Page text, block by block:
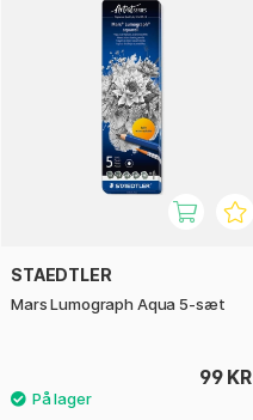
STAEDTLER
Mars Lumograph Aqua 5-sæt
99 KR